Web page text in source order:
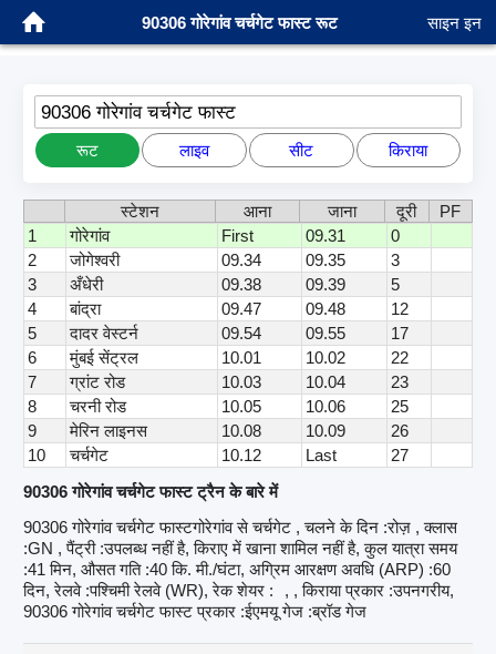
90306 गोरेगांव चर्चगेट फास्ट रूट साइन इन
90306 गोरेगांव चर्चगेट फास्ट
रूट लाइव सीट किराया
स्टेशन आना जाना दूरी
PF
1
गोरेगांव First 09.31
0
2
जोगेश्वरी 09.34 09.35
3
3
अँधेरी 09.38 09.39
5
4
बांद्रा 09.47 09.48
12
5
दादर वेस्टर्न 09.54 09.55
17
6
मुंबई सेंट्रल 10.01 10.02
22
7
ग्रांट रोड 10.03 10.04
23
8
चरनी रोड 10.05 10.06
25
9
मेरिन लाइनस 10.08 10.09
26
10
चर्चगेट 10.12 Last
27
90306 गोरेगांव चर्चगेट फास्ट ट्रैन के बारे में
90306 गोरेगांव चर्चगेट फास्टगोरेगांव से चर्चगेट , चलने के दिन :रोज़ , क्लास
:GN , पैंट्री :उपलब्ध नहीं है, किराए में खाना शामिल नहीं है, कुल यात्रा समय
:41 मिन, औसत गति :40 कि. मी./घंटा, अग्रिम आरक्षण अवधि (ARP) :60
दिन, रेलवे :पश्चिमी रेलवे (WR), रेक शेयर :
, , किराया प्रकार :उपनगरीय,
90306 गोरेगांव चर्चगेट फास्ट प्रकार :ईएमयू गेज :ब्रॉड गेज